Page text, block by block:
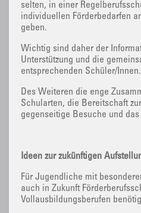
selten, in einer
individuellen Förderbedarfen
geben.
Wichtig sind daher der
Unterstützung und die
entsprechenden Schüler/Innen.
Des Weiteren die enge
Schularten, die Bereitschaft
gegenseitige Besuche und
Ideen zur zukünftigen
Für Jugendliche mit
auch in Zukunft
Vollausbildungsberufen